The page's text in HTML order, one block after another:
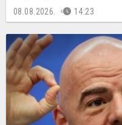
08.08.2026. 14:23